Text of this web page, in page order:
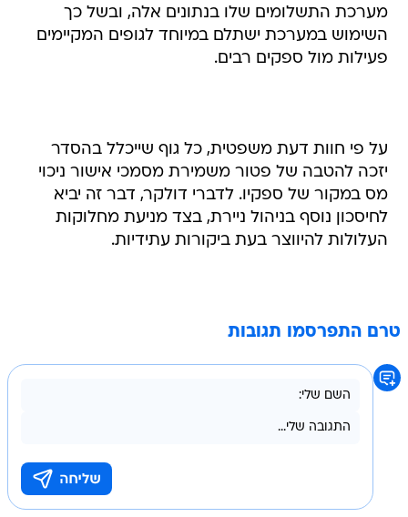
מערכת התשלומים שלו בנתונים אלה, ובשל כך
השימוש במערכת ישתלם במיוחד לגופים המקיימים
פעילות מול ספקים רבים.
על פי חוות דעת משפטית, כל גוף שייכלל בהסדר
יזכה להטבה של פטור משמירת מסמכי אישור ניכוי
מס במקור של ספקיו. לדברי דולקר, דבר זה יביא
לחיסכון נוסף בניהול ניירת, בצד מניעת מחלוקות
העלולות להיווצר בעת ביקורות עתידיות.
טרם התפרסמו תגובות